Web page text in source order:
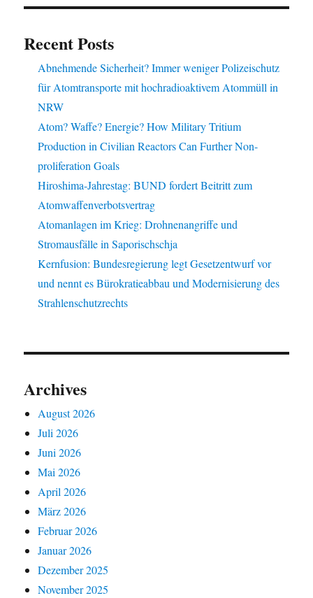
Recent Posts
Abnehmende Sicherheit? Immer weniger Polizeischutz
für Atomtransporte mit hochradioaktivem Atommüll in
NRW
Atom? Waffe? Energie? How Military Tritium
Production in Civilian Reactors Can Further Non-
proliferation Goals
Hiroshima-Jahrestag: BUND fordert Beitritt zum
Atomwaffenverbotsvertrag
Atomanlagen im Krieg: Drohnenangriffe und
Stromausfälle in Saporischschja
Kernfusion: Bundesregierung legt Gesetzentwurf vor
und nennt es Bürokratieabbau und Modernisierung des
Strahlenschutzrechts
Archives
August 2026
Juli 2026
Juni 2026
Mai 2026
April 2026
März 2026
Februar 2026
Januar 2026
Dezember 2025
November 2025